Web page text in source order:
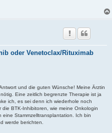
oder Venetoclax/Rituximab
und die guten Wünsche! Meine Ärztin
Eine zeitlich begrenzte Therapie ist ja
ich, es sei denn ich wiederhole noch
BTK-Inhibitoren, wie meine Onkologin
Stammzelltransplantation. Ich bin
werde berichten.